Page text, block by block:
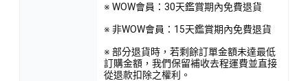
※ WOW會員：30天鑑賞期內免費退貨
※ 非WOW會員：15天鑑賞期內免費退貨
※ 部分退貨時，若剩餘訂單金額未達最低
訂購金額，我們保留補收去程運費並直接
從退款扣除之權利。